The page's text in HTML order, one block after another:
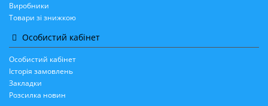
Виробники
Товари зі знижкою
Особистий кабінет
Особистий кабінет
Історія замовлень
Закладки
Розсилка новин